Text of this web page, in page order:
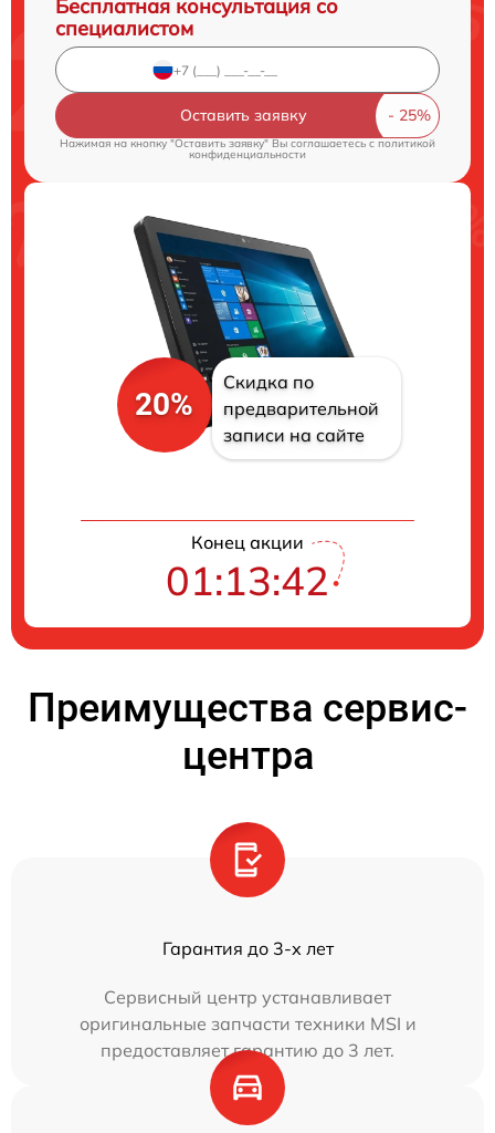
Бесплатная консультация со
специалистом
Оставить заявку
Нажимая на кнопку "Оставить заявку" Вы соглашаетесь cполитикой
конфиденциальности
20%
Скидка по
предварительной
записи на сайте
Конец акции
01:13:41
Преимущества сервис-
центра
Гарантия до 3-х лет
Сервисный центр устанавливает
оригинальные запчасти техники MSI и
предоставляет гарантию до 3 лет.